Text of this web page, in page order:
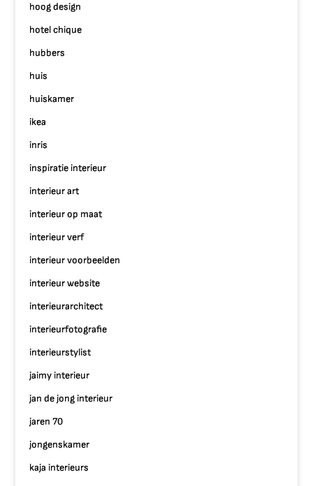
hoog design
hotel chique
hubbers
huis
huiskamer
ikea
inris
inspiratie interieur
interieur art
interieur op maat
interieur verf
interieur voorbeelden
interieur website
interieurarchitect
interieurfotografie
interieurstylist
jaimy interieur
jan de jong interieur
jaren 70
jongenskamer
kaja interieurs